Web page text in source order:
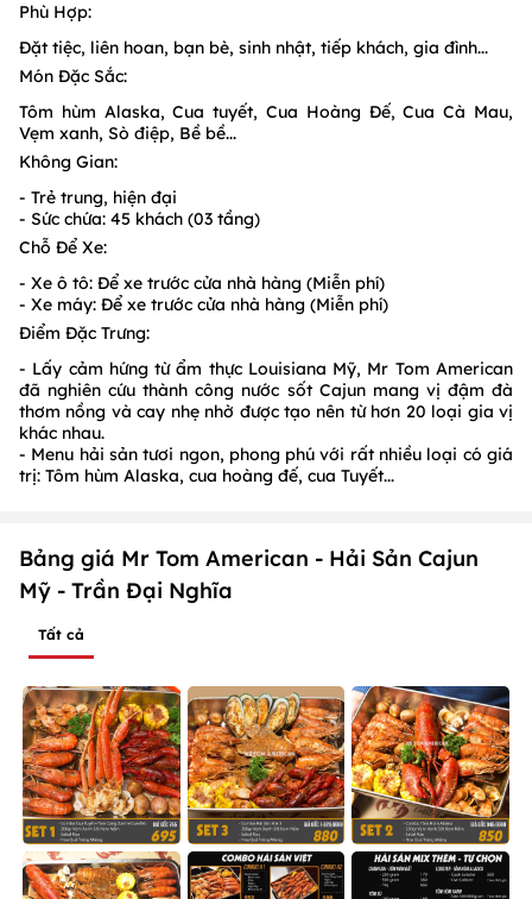
Phù Hợp:
Đặt tiệc, liên hoan, bạn bè, sinh nhật, tiếp khách, gia đình...
Món Đặc Sắc:
Tôm hùm Alaska, Cua tuyết, Cua Hoàng Đế, Cua Cà Mau,
Vẹm xanh, Sò điệp, Bề bề...
Không Gian:
- Trẻ trung, hiện đại
- Sức chứa: 45 khách (03 tầng)
Chỗ Để Xe:
- Xe ô tô: Để xe trước cửa nhà hàng (Miễn phí)
- Xe máy: Để xe trước cửa nhà hàng (Miễn phí)
Điểm Đặc Trưng:
- Lấy cảm hứng từ ẩm thực Louisiana Mỹ, Mr Tom American
đã nghiên cứu thành công nước sốt Cajun mang vị đậm đà
thơm nồng và cay nhẹ nhờ được tạo nên từ hơn 20 loại gia vị
khác nhau.
- Menu hải sản tươi ngon, phong phú với rất nhiều loại có giá
trị: Tôm hùm Alaska, cua hoàng đế, cua Tuyết...
Bảng giá Mr Tom American - Hải Sản Cajun
Mỹ - Trần Đại Nghĩa
Tất cả